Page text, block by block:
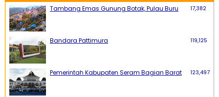
Tambang Emas Gunung Botak, Pulau Buru 17,382
Bandara Pattimura 119,125
Pemerintah Kabupaten Seram Bagian Barat 123,497